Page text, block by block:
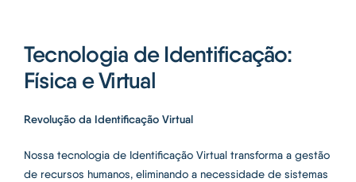
Tecnologia de Identificação:
Física e Virtual
Revolução da Identificação Virtual
Nossa tecnologia de Identificação Virtual transforma a gestão
de recursos humanos, eliminando a necessidade de sistemas